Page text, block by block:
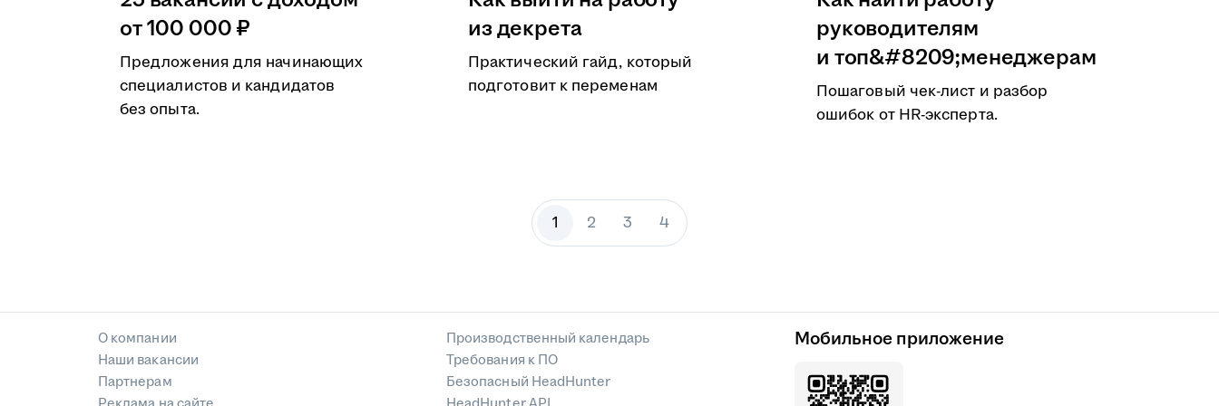
от 100 000 ₽
Предложения для начинающих
специалистов и кандидатов
без опыта.
из декрета
Практический гайд, который
подготовит к переменам
руководителям
и топ&#8209;менеджерам
Пошаговый чек-лист и разбор
ошибок от HR-эксперта.
1 2 3 4
О компании
Наши вакансии
Партнерам
Производственный календарь
Требования к ПО
Безопасный HeadHunter
Мобильное приложение